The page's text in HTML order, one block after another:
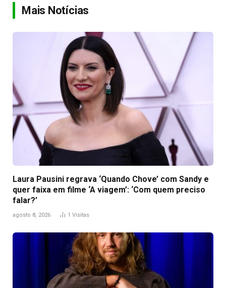
Mais Notícias
Laura Pausini regrava ‘Quando Chove’ com Sandy e
quer faixa em filme ‘A viagem’: ‘Com quem preciso
falar?’
agosto 8, 2026 1 Visitas